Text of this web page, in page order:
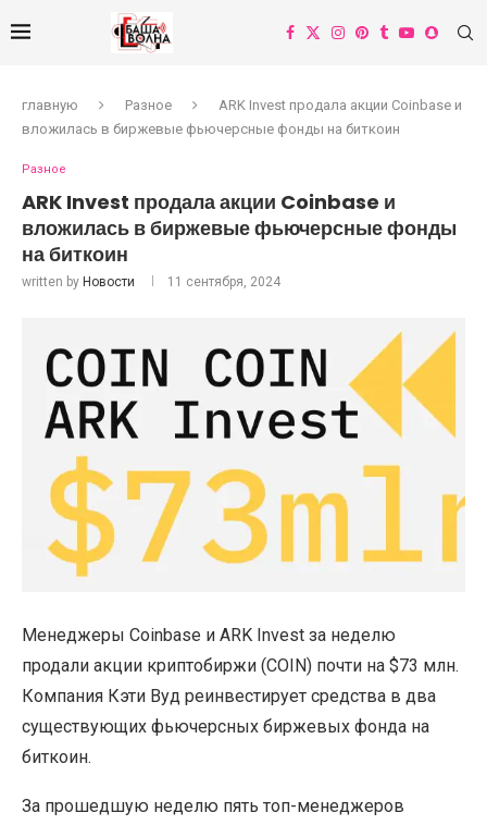
главную Разное
ARK Invest продала акции Coinbase и
вложилась в биржевые фьючерсные фонды на биткоин
Разное
ARK Invest продала акции Coinbase и
вложилась в биржевые фьючерсные фонды
на биткоин
written by Новости 11 сентября, 2024
Менеджеры Coinbase и ARK Invest за неделю
продали акции криптобиржи (COIN) почти на $73 млн.
Компания Кэти Вуд реинвестирует средства в два
существующих фьючерсных биржевых фонда на
биткоин.
За прошедшую неделю пять топ-менеджеров